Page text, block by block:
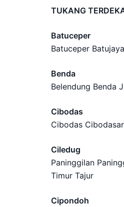
TUKANG
Batuceper
Batuceper
Benda
Belendung Benda
Cibodas
Cibodas
Ciledug
Paninggilan
Timur Tajur
Cipondoh